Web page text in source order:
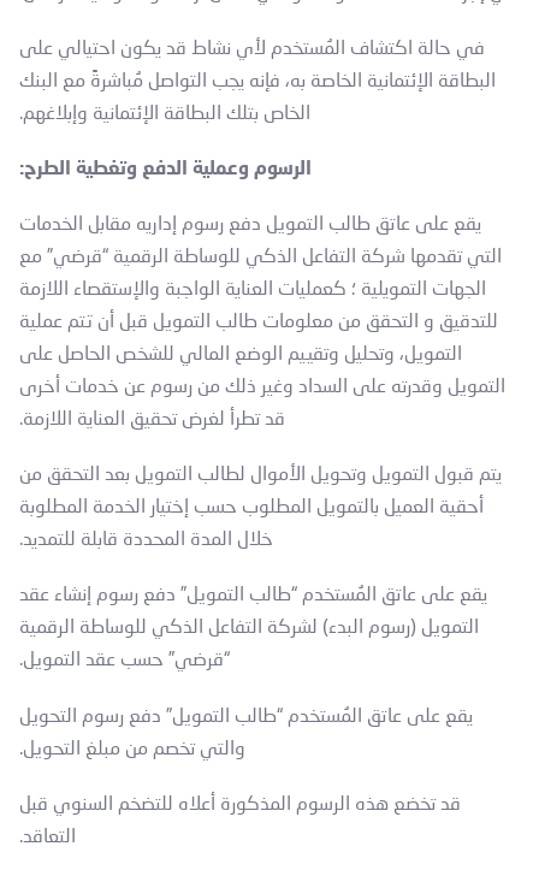
في حالة اكتشاف المُستخدم لأي نشاط قد يكون احتيالي على
البطاقة الإئتمانية الخاصة به، فإنه يجب التواصل مُباشرةً مع البنك
الخاص بتلك البطاقة الإئتمانية وإبلاغهم.
الرسوم وعملية الدفع وتغطية الطرح:
يقع على عاتق طالب التمويل دفع رسوم إداريه مقابل الخدمات
التي تقدمها شركة التفاعل الذكي للوساطة الرقمية “قرضي” مع
الجهات التمويلية ؛ كعمليات العناية الواجبة والإستقصاء اللازمة
للتدقيق و التحقق من معلومات طالب التمويل قبل أن تتم عملية
التمويل، وتحليل وتقييم الوضع المالي للشخص الحاصل على
التمويل وقدرته على السداد وغير ذلك من رسوم عن خدمات أخرى
قد تطرأ لغرض تحقيق العناية اللازمة.
يتم قبول التمويل وتحويل الأموال لطالب التمويل بعد التحقق من
أحقية العميل بالتمويل المطلوب حسب إختيار الخدمة المطلوبة
خلال المدة المحددة قابلة للتمديد.
يقع على عاتق المُستخدم “طالب التمويل” دفع رسوم إنشاء عقد
التمويل (رسوم البدء) لشركة التفاعل الذكي للوساطة الرقمية
“قرضي” حسب عقد التمويل.
يقع على عاتق المُستخدم “طالب التمويل” دفع رسوم التحويل
والتي تخصم من مبلغ التحويل.
قد تخضع هذه الرسوم المذكورة أعلاه للتضخم السنوي قبل
التعاقد.